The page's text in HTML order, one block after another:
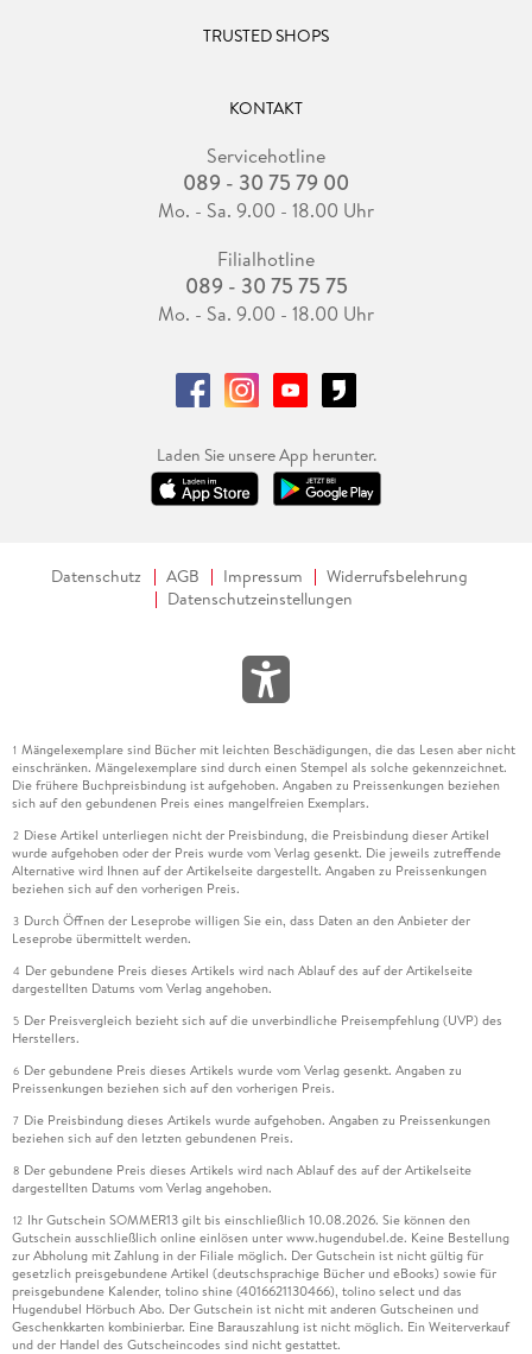
TRUSTED SHOPS
KONTAKT
Servicehotline
089 - 30 75 79 00
Mo. - Sa. 9.00 - 18.00 Uhr
Filialhotline
089 - 30 75 75 75
Mo. - Sa. 9.00 - 18.00 Uhr
Laden Sie unsere App herunter.
Datenschutz AGB Impressum
Widerrufsbelehrung
Datenschutzeinstellungen
1 Mängelexemplare sind Bücher mit leichten Beschädigungen, die das Lesen aber nicht
einschränken. Mängelexemplare sind durch einen Stempel als solche gekennzeichnet.
Die frühere Buchpreisbindung ist aufgehoben. Angaben zu Preissenkungen beziehen
sich auf den gebundenen Preis eines mangelfreien Exemplars.
2 Diese Artikel unterliegen nicht der Preisbindung, die Preisbindung dieser Artikel
wurde aufgehoben oder der Preis wurde vom Verlag gesenkt. Die jeweils zutreffende
Alternative wird Ihnen auf der Artikelseite dargestellt. Angaben zu Preissenkungen
beziehen sich auf den vorherigen Preis.
3 Durch Öffnen der Leseprobe willigen Sie ein, dass Daten an den Anbieter der
Leseprobe übermittelt werden.
4 Der gebundene Preis dieses Artikels wird nach Ablauf des auf der Artikelseite
dargestellten Datums vom Verlag angehoben.
5 Der Preisvergleich bezieht sich auf die unverbindliche Preisempfehlung (UVP) des
Herstellers.
6 Der gebundene Preis dieses Artikels wurde vom Verlag gesenkt. Angaben zu
Preissenkungen beziehen sich auf den vorherigen Preis.
7 Die Preisbindung dieses Artikels wurde aufgehoben. Angaben zu Preissenkungen
beziehen sich auf den letzten gebundenen Preis.
8 Der gebundene Preis dieses Artikels wird nach Ablauf des auf der Artikelseite
dargestellten Datums vom Verlag angehoben.
12 Ihr Gutschein SOMMER13 gilt bis einschließlich 10.08.2026. Sie können den
Gutschein ausschließlich online einlösen unter www.hugendubel.de. Keine Bestellung
zur Abholung mit Zahlung in der Filiale möglich. Der Gutschein ist nicht gültig für
gesetzlich preisgebundene Artikel (deutschsprachige Bücher und eBooks) sowie für
preisgebundene Kalender, tolino shine (4016621130466), tolino select und das
Hugendubel Hörbuch Abo. Der Gutschein ist nicht mit anderen Gutscheinen und
Geschenkkarten kombinierbar. Eine Barauszahlung ist nicht möglich. Ein Weiterverkauf
und der Handel des Gutscheincodes sind nicht gestattet.